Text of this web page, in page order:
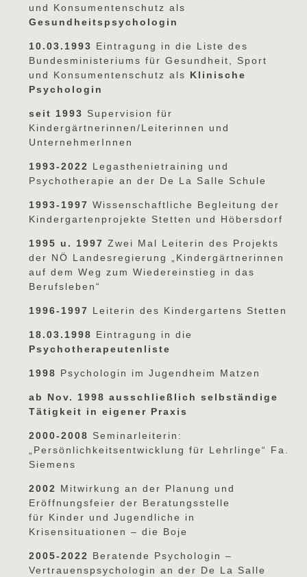
und Konsumentenschutz als
Gesundheitspsychologin
10.03.1993 Eintragung in die Liste des
Bundesministeriums für Gesundheit, Sport
und Konsumentenschutz als Klinische
Psychologin
seit 1993 Supervision für
Kindergärtnerinnen/Leiterinnen und
UnternehmerInnen
1993-2022 Legasthenietraining und
Psychotherapie an der De La Salle Schule
1993-1997 Wissenschaftliche Begleitung der
Kindergartenprojekte Stetten und Höbersdorf
1995 u. 1997 Zwei Mal Leiterin des Projekts
der NÖ Landesregierung „Kindergärtnerinnen
auf dem Weg zum Wiedereinstieg in das
Berufsleben“
1996-1997 Leiterin des Kindergartens Stetten
18.03.1998 Eintragung in die
Psychotherapeutenliste
1998 Psychologin im Jugendheim Matzen
ab Nov. 1998 ausschließlich selbständige
Tätigkeit in eigener Praxis
2000-2008 Seminarleiterin:
„Persönlichkeitsentwicklung für Lehrlinge“ Fa.
Siemens
2002 Mitwirkung an der Planung und
Eröffnungsfeier der Beratungsstelle
für Kinder und Jugendliche in
Krisensituationen – die Boje
2005-2022 Beratende Psychologin –
Vertrauenspsychologin an der De La Salle